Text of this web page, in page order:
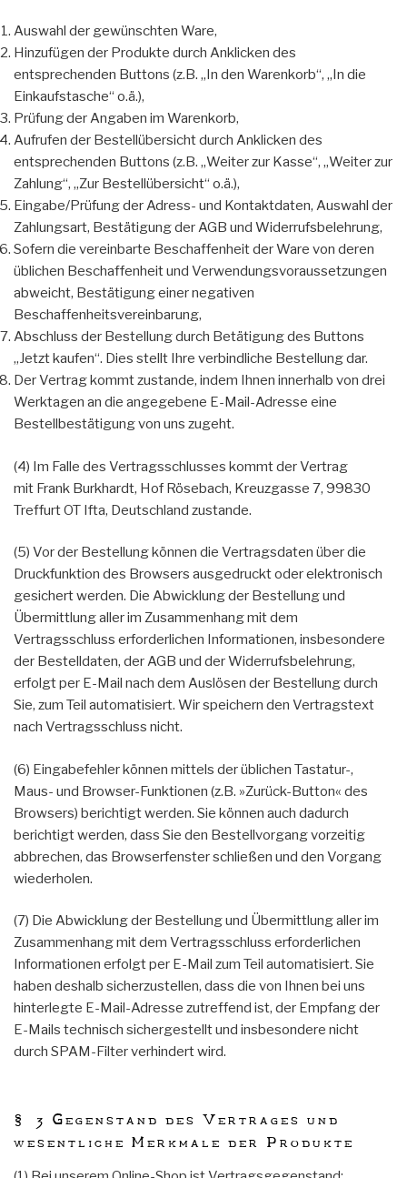
Auswahl der gewünschten Ware,
Hinzufügen der Produkte durch Anklicken des
entsprechenden Buttons (z.B. „In den Warenkorb“, „In die
Einkaufstasche“ o.ä.),
Prüfung der Angaben im Warenkorb,
Aufrufen der Bestellübersicht durch Anklicken des
entsprechenden Buttons (z.B. „Weiter zur Kasse“, „Weiter zur
Zahlung“, „Zur Bestellübersicht“ o.ä.),
Eingabe/Prüfung der Adress- und Kontaktdaten, Auswahl der
Zahlungsart, Bestätigung der AGB und Widerrufsbelehrung,
Sofern die vereinbarte Beschaffenheit der Ware von deren
üblichen Beschaffenheit und Verwendungsvoraussetzungen
abweicht, Bestätigung einer negativen
Beschaffenheitsvereinbarung,
Abschluss der Bestellung durch Betätigung des Buttons
„Jetzt kaufen“. Dies stellt Ihre verbindliche Bestellung dar.
Der Vertrag kommt zustande, indem Ihnen innerhalb von drei
Werktagen an die angegebene E-Mail-Adresse eine
Bestellbestätigung von uns zugeht.
(4) Im Falle des Vertragsschlusses kommt der Vertrag
mit Frank Burkhardt, Hof Rösebach, Kreuzgasse 7, 99830
Treffurt OT Ifta, Deutschland zustande.
(5) Vor der Bestellung können die Vertragsdaten über die
Druckfunktion des Browsers ausgedruckt oder elektronisch
gesichert werden. Die Abwicklung der Bestellung und
Übermittlung aller im Zusammenhang mit dem
Vertragsschluss erforderlichen Informationen, insbesondere
der Bestelldaten, der AGB und der Widerrufsbelehrung,
erfolgt per E-Mail nach dem Auslösen der Bestellung durch
Sie, zum Teil automatisiert. Wir speichern den Vertragstext
nach Vertragsschluss nicht.
(6) Eingabefehler können mittels der üblichen Tastatur-,
Maus- und Browser-Funktionen (z.B. »Zurück-Button« des
Browsers) berichtigt werden. Sie können auch dadurch
berichtigt werden, dass Sie den Bestellvorgang vorzeitig
abbrechen, das Browserfenster schließen und den Vorgang
wiederholen.
(7) Die Abwicklung der Bestellung und Übermittlung aller im
Zusammenhang mit dem Vertragsschluss erforderlichen
Informationen erfolgt per E-Mail zum Teil automatisiert. Sie
haben deshalb sicherzustellen, dass die von Ihnen bei uns
hinterlegte E-Mail-Adresse zutreffend ist, der Empfang der
E-Mails technisch sichergestellt und insbesondere nicht
durch SPAM-Filter verhindert wird.
§ 3 Gegenstand des Vertrages und
wesentliche Merkmale der Produkte